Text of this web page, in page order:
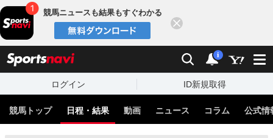
競馬ニュースも結果もすぐわかる
検索 通知
i
ログイン ID新規取得
競馬トップ 日程・結果 動画 ニュース コラム 公式情